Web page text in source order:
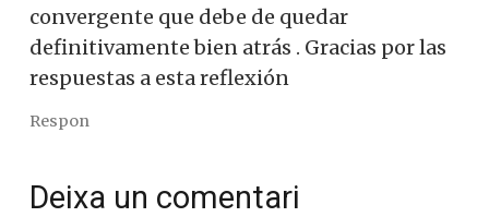
convergente que debe de quedar
definitivamente bien atrás . Gracias por las
respuestas a esta reflexión
Respon
Deixa un comentari